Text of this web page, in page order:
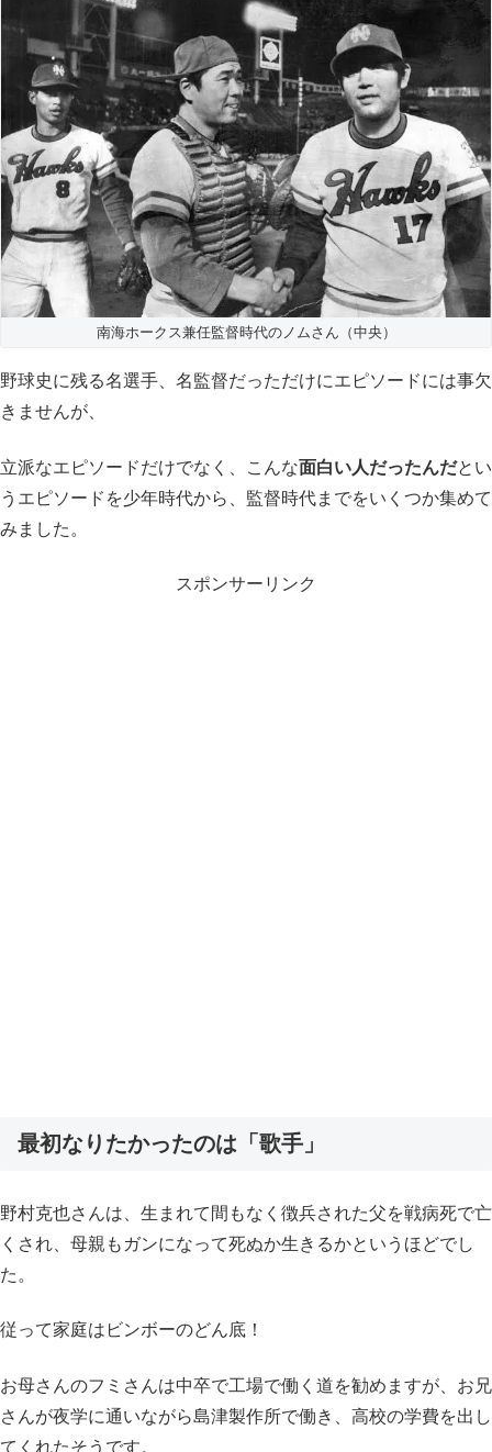
南海ホークス兼任監督時代のノムさん（中央）
野球史に残る名選手、名監督だっただけにエピソードには事欠
きませんが、
立派なエピソードだけでなく、こんな面白い人だったんだとい
うエピソードを少年時代から、監督時代までをいくつか集めて
みました。
スポンサーリンク
最初なりたかったのは「歌手」
野村克也さんは、生まれて間もなく徴兵された父を戦病死で亡
くされ、母親もガンになって死ぬか生きるかというほどでし
た。
従って家庭はビンボーのどん底！
お母さんのフミさんは中卒で工場で働く道を勧めますが、お兄
さんが夜学に通いながら島津製作所で働き、高校の学費を出し
てくれたそうです。